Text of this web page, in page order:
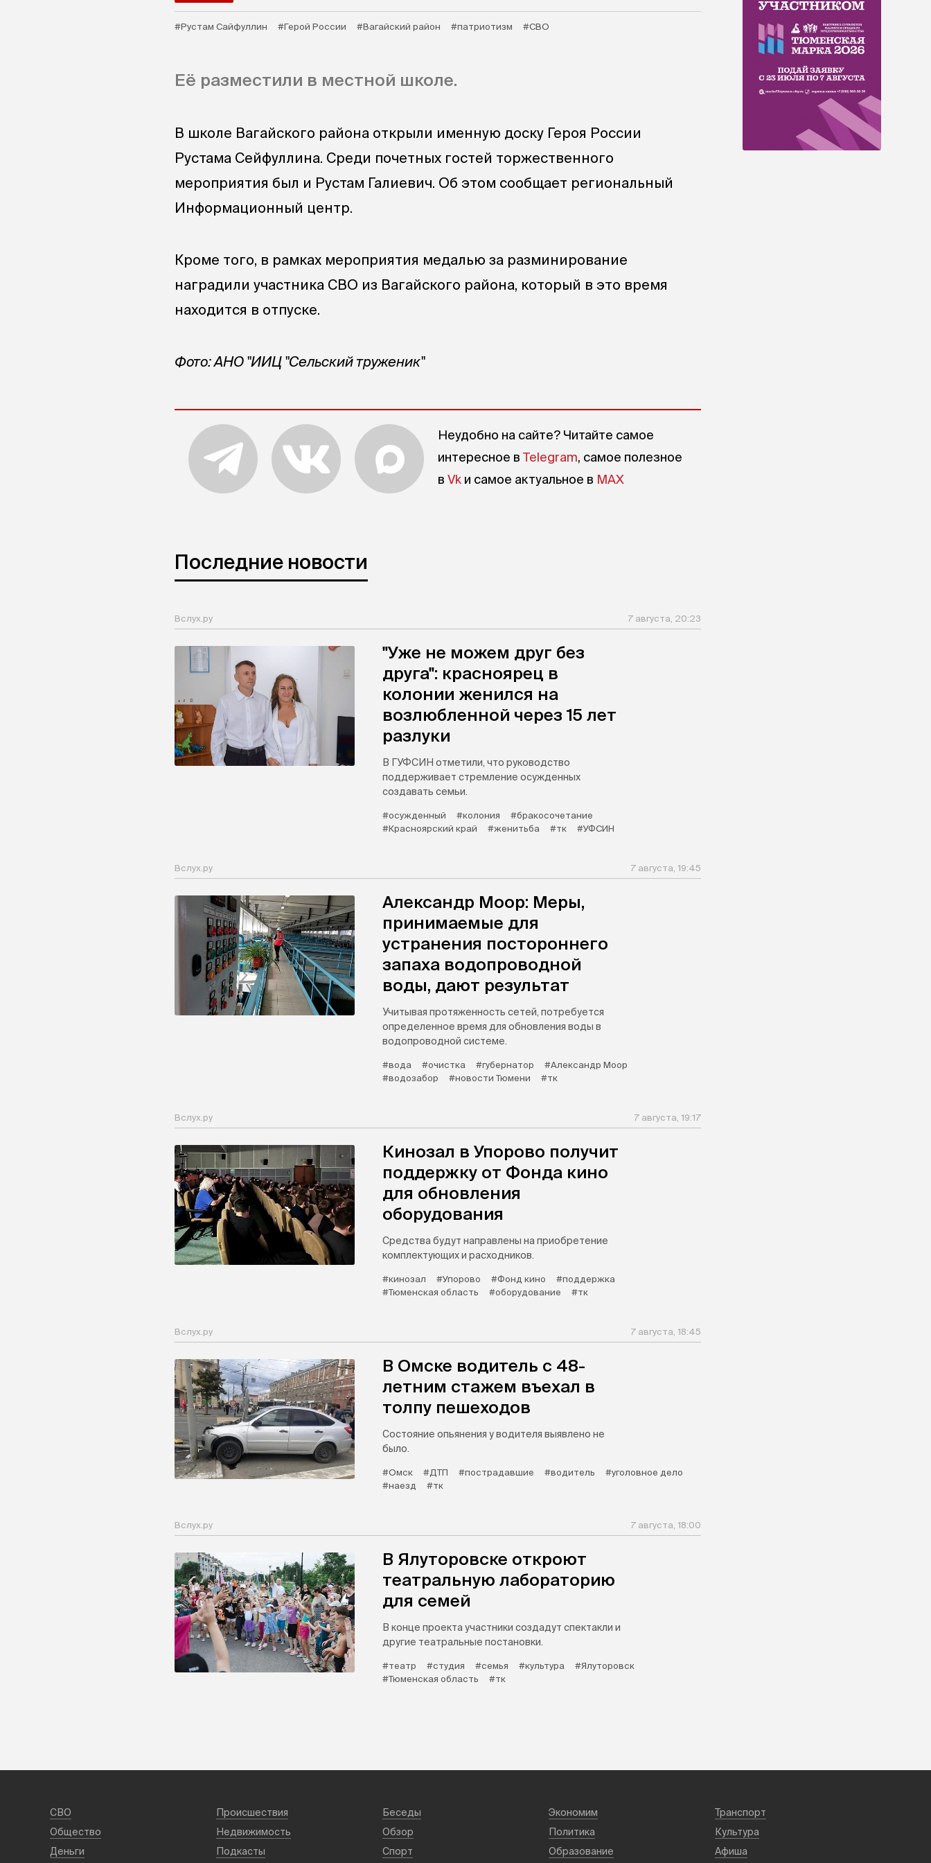
#Рустам Сайфуллин #Герой России #Вагайский район #патриотизм #СВО
Её разместили в местной школе.
В школе Вагайского района открыли именную доску Героя России
Рустама Сейфуллина. Среди почетных гостей торжественного
мероприятия был и Рустам Галиевич. Об этом сообщает региональный
Информационный центр.
Кроме того, в рамках мероприятия медалью за разминирование
наградили участника СВО из Вагайского района, который в это время
находится в отпуске.
Фото: АНО "ИИЦ "Сельский труженик"
Неудобно на сайте? Читайте самое
интересное в Telegram, самое полезное
в Vk и самое актуальное в MAX
Последние новости
Вслух.ру 7 августа, 20:23
"Уже не можем друг без
друга": красноярец в
колонии женился на
возлюбленной через 15 лет
разлуки
В ГУФСИН отметили, что руководство
поддерживает стремление осужденных
создавать семьи.
#осужденный #колония
#бракосочетание
#Красноярский край
#женитьба #тк #УФСИН
Вслух.ру 7 августа, 19:45
Александр Моор: Меры,
принимаемые для
устранения постороннего
запаха водопроводной
воды, дают результат
Учитывая протяженность сетей, потребуется
определенное время для обновления воды в
водопроводной системе.
#вода #очистка #губернатор
#Александр Моор
#водозабор
#новости Тюмени #тк
Вслух.ру 7 августа, 19:17
Кинозал в Упорово получит
поддержку от Фонда кино
для обновления
оборудования
Средства будут направлены на приобретение
комплектующих и расходников.
#кинозал #Упорово #Фонд кино
#поддержка
#Тюменская область
#оборудование #тк
Вслух.ру 7 августа, 18:45
В Омске водитель с 48-
летним стажем въехал в
толпу пешеходов
Состояние опьянения у водителя выявлено не
было.
#Омск #ДТП #пострадавшие #водитель
#уголовное дело
#наезд
#тк
Вслух.ру 7 августа, 18:00
В Ялуторовске откроют
театральную лабораторию
для семей
В конце проекта участники создадут спектакли и
другие театральные постановки.
#театр #студия #семья #культура
#Ялуторовск
#Тюменская область
#тк
СВО Происшествия Беседы Экономим
Транспорт
Общество
Недвижимость Обзор Политика
Культура
Деньги
Подкасты Спорт Образование Афиша